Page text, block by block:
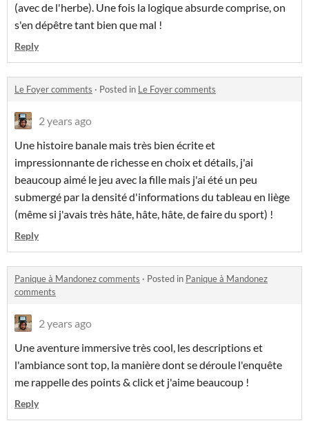
(avec de l'herbe). Une fois la logique absurde comprise, on
s'en dépêtre tant bien que mal !
Reply
Le Foyer comments · Posted in Le Foyer comments
2 years ago
Une histoire banale mais très bien écrite et
impressionnante de richesse en choix et détails, j'ai
beaucoup aimé le jeu avec la fille mais j'ai été un peu
submergé par la densité d'informations du tableau en liège
(même si j'avais très hâte, hâte, hâte, de faire du sport) !
Reply
Panique à Mandonez comments · Posted in Panique à Mandonez
comments
2 years ago
Une aventure immersive très cool, les descriptions et
l'ambiance sont top, la manière dont se déroule l'enquête
me rappelle des points & click et j'aime beaucoup !
Reply